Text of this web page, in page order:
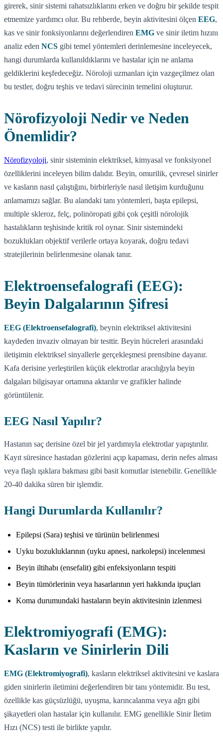
girerek, sinir sistemi rahatsızlıklarını erken ve doğru bir şekilde tespit
etmemize yardımcı olur. Bu rehberde, beyin aktivitesini ölçen EEG,
kas ve sinir fonksiyonlarını değerlendiren EMG ve sinir iletim hızını
analiz eden NCS gibi temel yöntemleri derinlemesine inceleyecek,
hangi durumlarda kullanıldıklarını ve hastalar için ne anlama
geldiklerini keşfedeceğiz. Nöroloji uzmanları için vazgeçilmez olan
bu testler, doğru teşhis ve tedavi sürecinin temelini oluşturur.
Nörofizyoloji Nedir ve Neden
Önemlidir?
Nörofizyoloji, sinir sisteminin elektriksel, kimyasal ve fonksiyonel
özelliklerini inceleyen bilim dalıdır. Beyin, omurilik, çevresel sinirler
ve kasların nasıl çalıştığını, birbirleriyle nasıl iletişim kurduğunu
anlamamızı sağlar. Bu alandaki tanı yöntemleri, başta epilepsi,
multiple skleroz, felç, polinöropati gibi çok çeşitli nörolojik
hastalıkların teşhisinde kritik rol oynar. Sinir sistemindeki
bozuklukları objektif verilerle ortaya koyarak, doğru tedavi
stratejilerinin belirlenmesine olanak tanır.
Elektroensefalografi (EEG):
Beyin Dalgalarının Şifresi
EEG (Elektroensefalografi), beynin elektriksel aktivitesini
kaydeden invaziv olmayan bir testtir. Beyin hücreleri arasındaki
iletişimin elektriksel sinyallerle gerçekleşmesi prensibine dayanır.
Kafa derisine yerleştirilen küçük elektrotlar aracılığıyla beyin
dalgaları bilgisayar ortamına aktarılır ve grafikler halinde
görüntülenir.
EEG Nasıl Yapılır?
Hastanın saç derisine özel bir jel yardımıyla elektrotlar yapıştırılır.
Kayıt süresince hastadan gözlerini açıp kapaması, derin nefes alması
veya flaşlı ışıklara bakması gibi basit komutlar istenebilir. Genellikle
20-40 dakika süren bir işlemdir.
Hangi Durumlarda Kullanılır?
Epilepsi (Sara) teşhisi ve türünün belirlenmesi
Uyku bozukluklarının (uyku apnesi, narkolepsi) incelenmesi
Beyin iltihabı (ensefalit) gibi enfeksiyonların tespiti
Beyin tümörlerinin veya hasarlarının yeri hakkında ipuçları
Koma durumundaki hastaların beyin aktivitesinin izlenmesi
Elektromiyografi (EMG):
Kasların ve Sinirlerin Dili
EMG (Elektromiyografi), kasların elektriksel aktivitesini ve kaslara
giden sinirlerin iletimini değerlendiren bir tanı yöntemidir. Bu test,
özellikle kas güçsüzlüğü, uyuşma, karıncalanma veya ağrı gibi
şikayetleri olan hastalar için kullanılır. EMG genellikle Sinir İletim
Hızı (NCS) testi ile birlikte yapılır.